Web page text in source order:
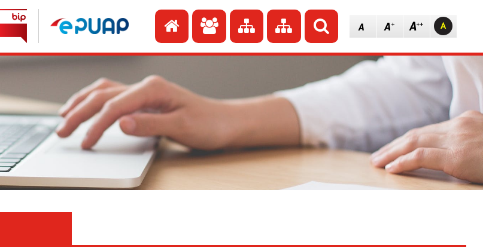
Przejdź do strony głównej
Przejdź do redakcji
Przejdź do mapy strony
Przejdź do mapy strony
Szukaj